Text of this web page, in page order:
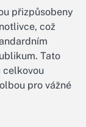
přizpůsobeny
což
Tato
celkovou
pro vážné